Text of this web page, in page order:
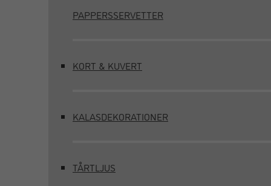
PAPPERSSERVETTER
KORT & KUVERT
KALASDEKORATIONER
TÅRTLJUS